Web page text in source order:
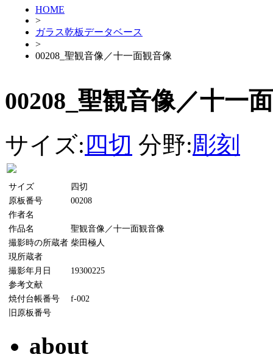
HOME
>
ガラス乾板データベース
>
00208_聖観音像／十一面観音像
00208_聖観音像／十一
サイズ: 四切 分野:彫刻
サイズ
四切
原板番号
00208
作者名
作品名
聖観音像／十一面観音像
撮影時の所蔵者 柴田極人
現所蔵者
撮影年月日
19300225
参考文献
焼付台帳番号
f-002
旧原板番号
about